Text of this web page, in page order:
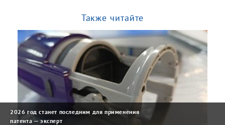
Также читайте
2026 год станет последним для применения
патента — эксперт